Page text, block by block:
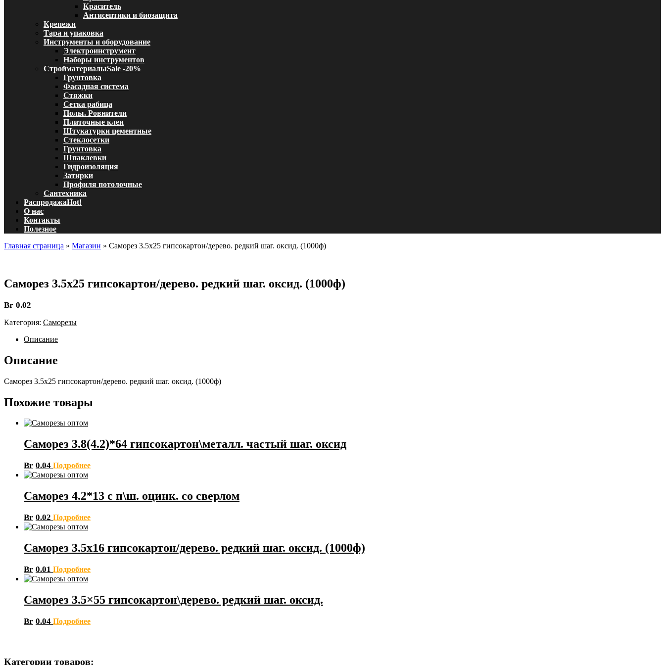
Краситель
Антисептики и биозащита
Крепежи
Тара и упаковка
Инструменты и оборудование
Электроинструмент
Наборы инструментов
СтройматериалыSale -20%
Грунтовка
Фасадная система
Стяжки
Сетка рабица
Полы. Ровнители
Плиточные клеи
Штукатурки цементные
Стеклосетки
Грунтовка
Шпаклевки
Гидроизоляция
Затирки
Профиля потолочные
Сантехника
РаспродажаHot!
О нас
Контакты
Полезное
Главная страница » Магазин » Саморез 3.5х25 гипсокартон/дерево. редкий шаг. оксид. (1000ф)
Саморез 3.5х25 гипсокартон/дерево. редкий шаг. оксид. (1000ф)
Br 0.02
Категория: Саморезы
Описание
Описание
Саморез 3.5х25 гипсокартон/дерево. редкий шаг. оксид. (1000ф)
Похожие товары
Саморез 3.8(4.2)*64 гипсокартон\металл. частый шаг. оксид
Br 0.04 Подробнее
Саморез 4.2*13 с п\ш. оцинк. со сверлом
Br 0.02 Подробнее
Саморез 3.5х16 гипсокартон/дерево. редкий шаг. оксид. (1000ф)
Br 0.01 Подробнее
Саморез 3.5×55 гипсокартон\дерево. редкий шаг. оксид.
Br 0.04 Подробнее
Категории товаров: